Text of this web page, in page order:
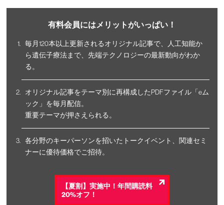
有料会員にはメリットがいっぱい！
毎月120本以上更新されるオリジナル記事で、人工知能か
ら遺伝子療法まで、先端テクノロジーの最新動向がわか
る。
オリジナル記事をテーマ別に再構成したPDFファイル「eム
ック」を毎月配信。
重要テーマが押さえられる。
各分野のキーパーソンを招いたトークイベント、関連セミ
ナーに優待価格でご招待。
【夏割】実施中！年間購読料
20%オフ！